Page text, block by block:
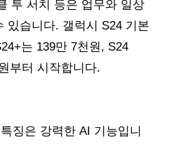
투 서치 등은 업무와 일상
있습니다. 갤럭시 S24 기본
는 139만 7천원, S24
부터 시작합니다.
징은 강력한 AI 기능입니